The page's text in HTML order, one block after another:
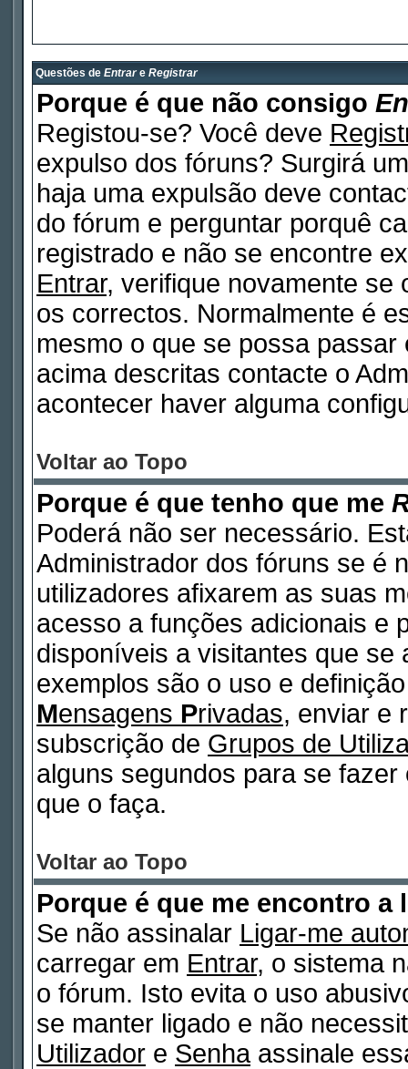
Questões de Entrare Registrar
Porque é que não consigo
Registou-se? Você deve
expulso dos fóruns? Surgirá
haja uma expulsão deve
do fórum e perguntar porquê
registrado e não se encontre
Entrar, verifique novamente se
os correctos. Normalmente é
mesmo o que se possa
acima descritas contacte o
acontecer haver alguma
Voltar ao Topo
Porque é que tenho que me
Poderá não ser necessário.
Administrador dos fóruns se é
utilizadores afixarem as suas
acesso a funções adicionais e
disponíveis a visitantes que se
exemplos são o uso e
Mensagens Privadas, enviar e
subscrição de Grupos de
alguns segundos para se
que o faça.
Voltar ao Topo
Porque é que me encontro
Se não assinalar Ligar-me
carregar em Entrar, o sistema
o fórum. Isto evita o uso
se manter ligado e não
Utilizador e Senhaassinale